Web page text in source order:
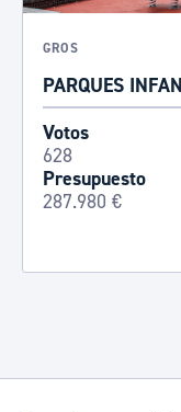
GROS
PARQUES
Votos
628
Presupuesto
287.980 €